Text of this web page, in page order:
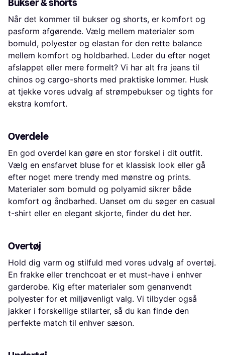
Bukser & shorts
Når det kommer til bukser og shorts, er komfort og
pasform afgørende. Vælg mellem materialer som
bomuld, polyester og elastan for den rette balance
mellem komfort og holdbarhed. Leder du efter noget
afslappet eller mere formelt? Vi har alt fra jeans til
chinos og cargo-shorts med praktiske lommer. Husk
at tjekke vores udvalg af strømpebukser og tights for
ekstra komfort.
Overdele
En god overdel kan gøre en stor forskel i dit outfit.
Vælg en ensfarvet bluse for et klassisk look eller gå
efter noget mere trendy med mønstre og prints.
Materialer som bomuld og polyamid sikrer både
komfort og åndbarhed. Uanset om du søger en casual
t-shirt eller en elegant skjorte, finder du det her.
Overtøj
Hold dig varm og stilfuld med vores udvalg af overtøj.
En frakke eller trenchcoat er et must-have i enhver
garderobe. Kig efter materialer som genanvendt
polyester for et miljøvenligt valg. Vi tilbyder også
jakker i forskellige stilarter, så du kan finde den
perfekte match til enhver sæson.